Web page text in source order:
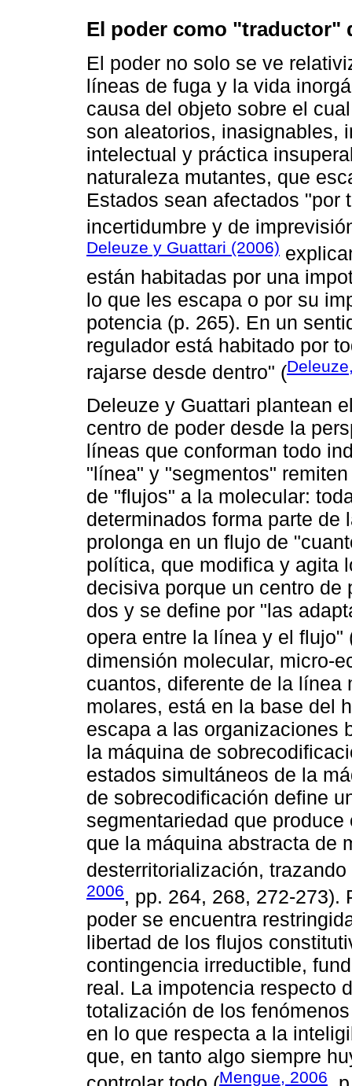
El poder como "traductor"
El poder no solo se ve
líneas de fuga y la vida
causa del objeto sobre el
son aleatorios, inasignables,
intelectual y práctica
naturaleza mutantes, que
Estados sean afectados "por
incertidumbre y de
Deleuze y Guattari (2006)
están habitadas por una
lo que les escapa o por su
potencia (p. 265). En un
regulador está habitado por
rajarse desde dentro" (
Deleuze y Guattari plantean
centro de poder desde la
líneas que conforman todo
"línea" y "segmentos"
de "flujos" a la molecular:
determinados forma parte de
prolonga en un flujo de
política, que modifica y agita
decisiva porque un centro de
dos y se define por "las
opera entre la línea y el flujo"
dimensión molecular, micro-
cuantos, diferente de la
molares, está en la base del
escapa a las organizaciones
la máquina de
estados simultáneos de la
de sobrecodificación define
segmentariedad que
que la máquina abstracta de
desterritorialización,
2006, pp. 264, 268, 272-273).
poder se encuentra
libertad de los flujos
contingencia irreductible,
real. La impotencia respecto
totalización de los
en lo que respecta a la
que, en tanto algo siempre
Mengue, 2006